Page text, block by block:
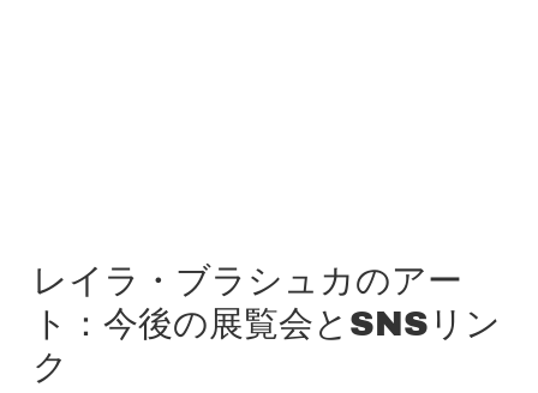
レイラ・ブラシュカのアー
ト：今後の展覧会とSNSリン
ク